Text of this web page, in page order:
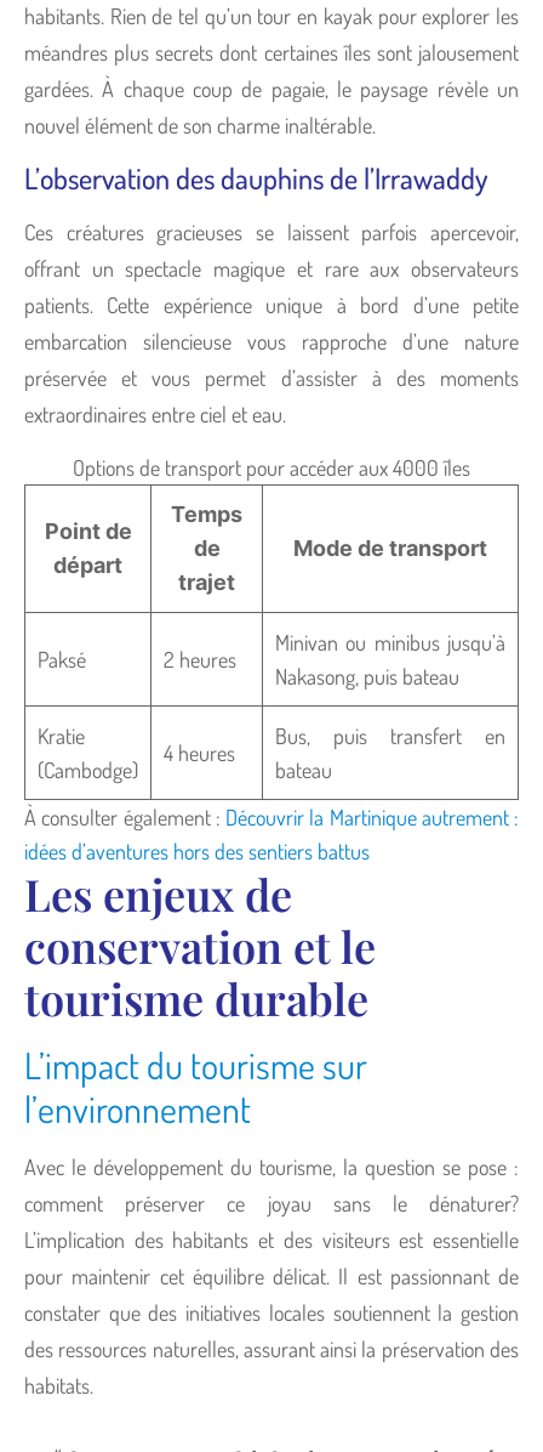
habitants. Rien de tel qu’un tour en kayak pour explorer les
méandres plus secrets dont certaines îles sont jalousement
gardées. À chaque coup de pagaie, le paysage révèle un
nouvel élément de son charme inaltérable.
L’observation des dauphins de l’Irrawaddy
Ces créatures gracieuses se laissent parfois apercevoir,
offrant un spectacle magique et rare aux observateurs
patients. Cette expérience unique à bord d’une petite
embarcation silencieuse vous rapproche d’une nature
préservée et vous permet d’assister à des moments
extraordinaires entre ciel et eau.
Options de transport pour accéder aux 4000 îles
Point de
départ
Temps
de
trajet
Mode de transport
Paksé 2 heures
Minivan ou minibus jusqu’à
Nakasong, puis bateau
Kratie
(Cambodge)
4 heures
Bus, puis transfert en
bateau
À consulter également : Découvrir la Martinique autrement :
idées d’aventures hors des sentiers battus
Les enjeux de
conservation et le
tourisme durable
L’impact du tourisme sur
l’environnement
Avec le développement du tourisme, la question se pose :
comment préserver ce joyau sans le dénaturer?
L’implication des habitants et des visiteurs est essentielle
pour maintenir cet équilibre délicat. Il est passionnant de
constater que des initiatives locales soutiennent la gestion
des ressources naturelles, assurant ainsi la préservation des
habitats.